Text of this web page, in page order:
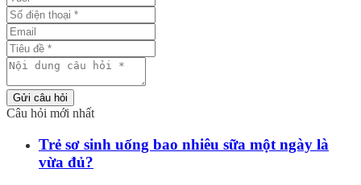
Gửi câu hỏi
Câu hỏi mới nhất
Trẻ sơ sinh uống bao nhiêu sữa một ngày là
vừa đủ?